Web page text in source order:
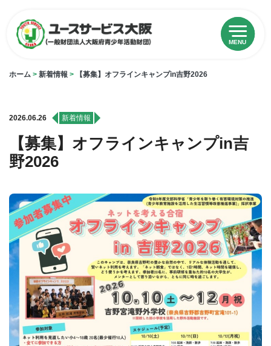
MENU
ホーム > 新着情報 > 【募集】オフラインキャンプin吉野2026
2026.06.26 新着情報
【募集】オフラインキャンプin吉
野2026